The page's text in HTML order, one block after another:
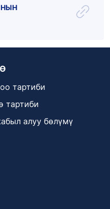
тартиби
тартиби
алуу бөлүмү